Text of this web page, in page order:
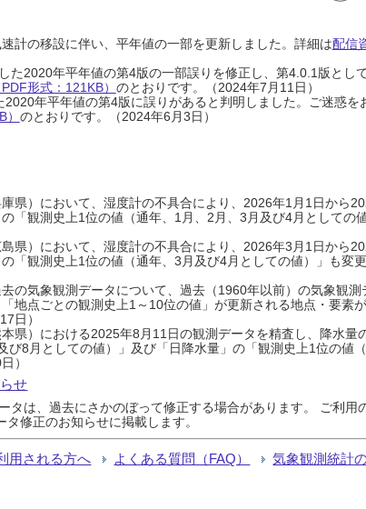
計の移設に伴い、平年値の一部を更新しました。詳細は配信
た2020年平年値の第4版の一部誤りを修正し、第4.0.1版とし
形式：121KB） のとおりです。（2024年7月11日）
年平年値の第4版に誤りがあると判明しました。ご迷惑
のとおりです。（2024年6月3日）
県）において、湿度計の不具合により、2026年1月1日から
「観測史上1位の値（通年、1月、2月、3月及び4月としての
県）において、湿度計の不具合により、2026年3月1日から
「観測史上1位の値（通年、3月及び4月としての値）」も変
の気象観測データについて、過去（1960年以前）の気象観
地点ごとの観測史上1～10位の値」が更新される地点・要素
日）
県）における2025年8月11日の観測データを精査し、降水
び8月としての値）」及び「日降水量」の「観測史上1位の
）
せ
タは、過去にさかのぼって修正する場合があります。 ご利
修正のお知らせに掲載します。
用される方へ よくある質問（FAQ） 気象観測統計